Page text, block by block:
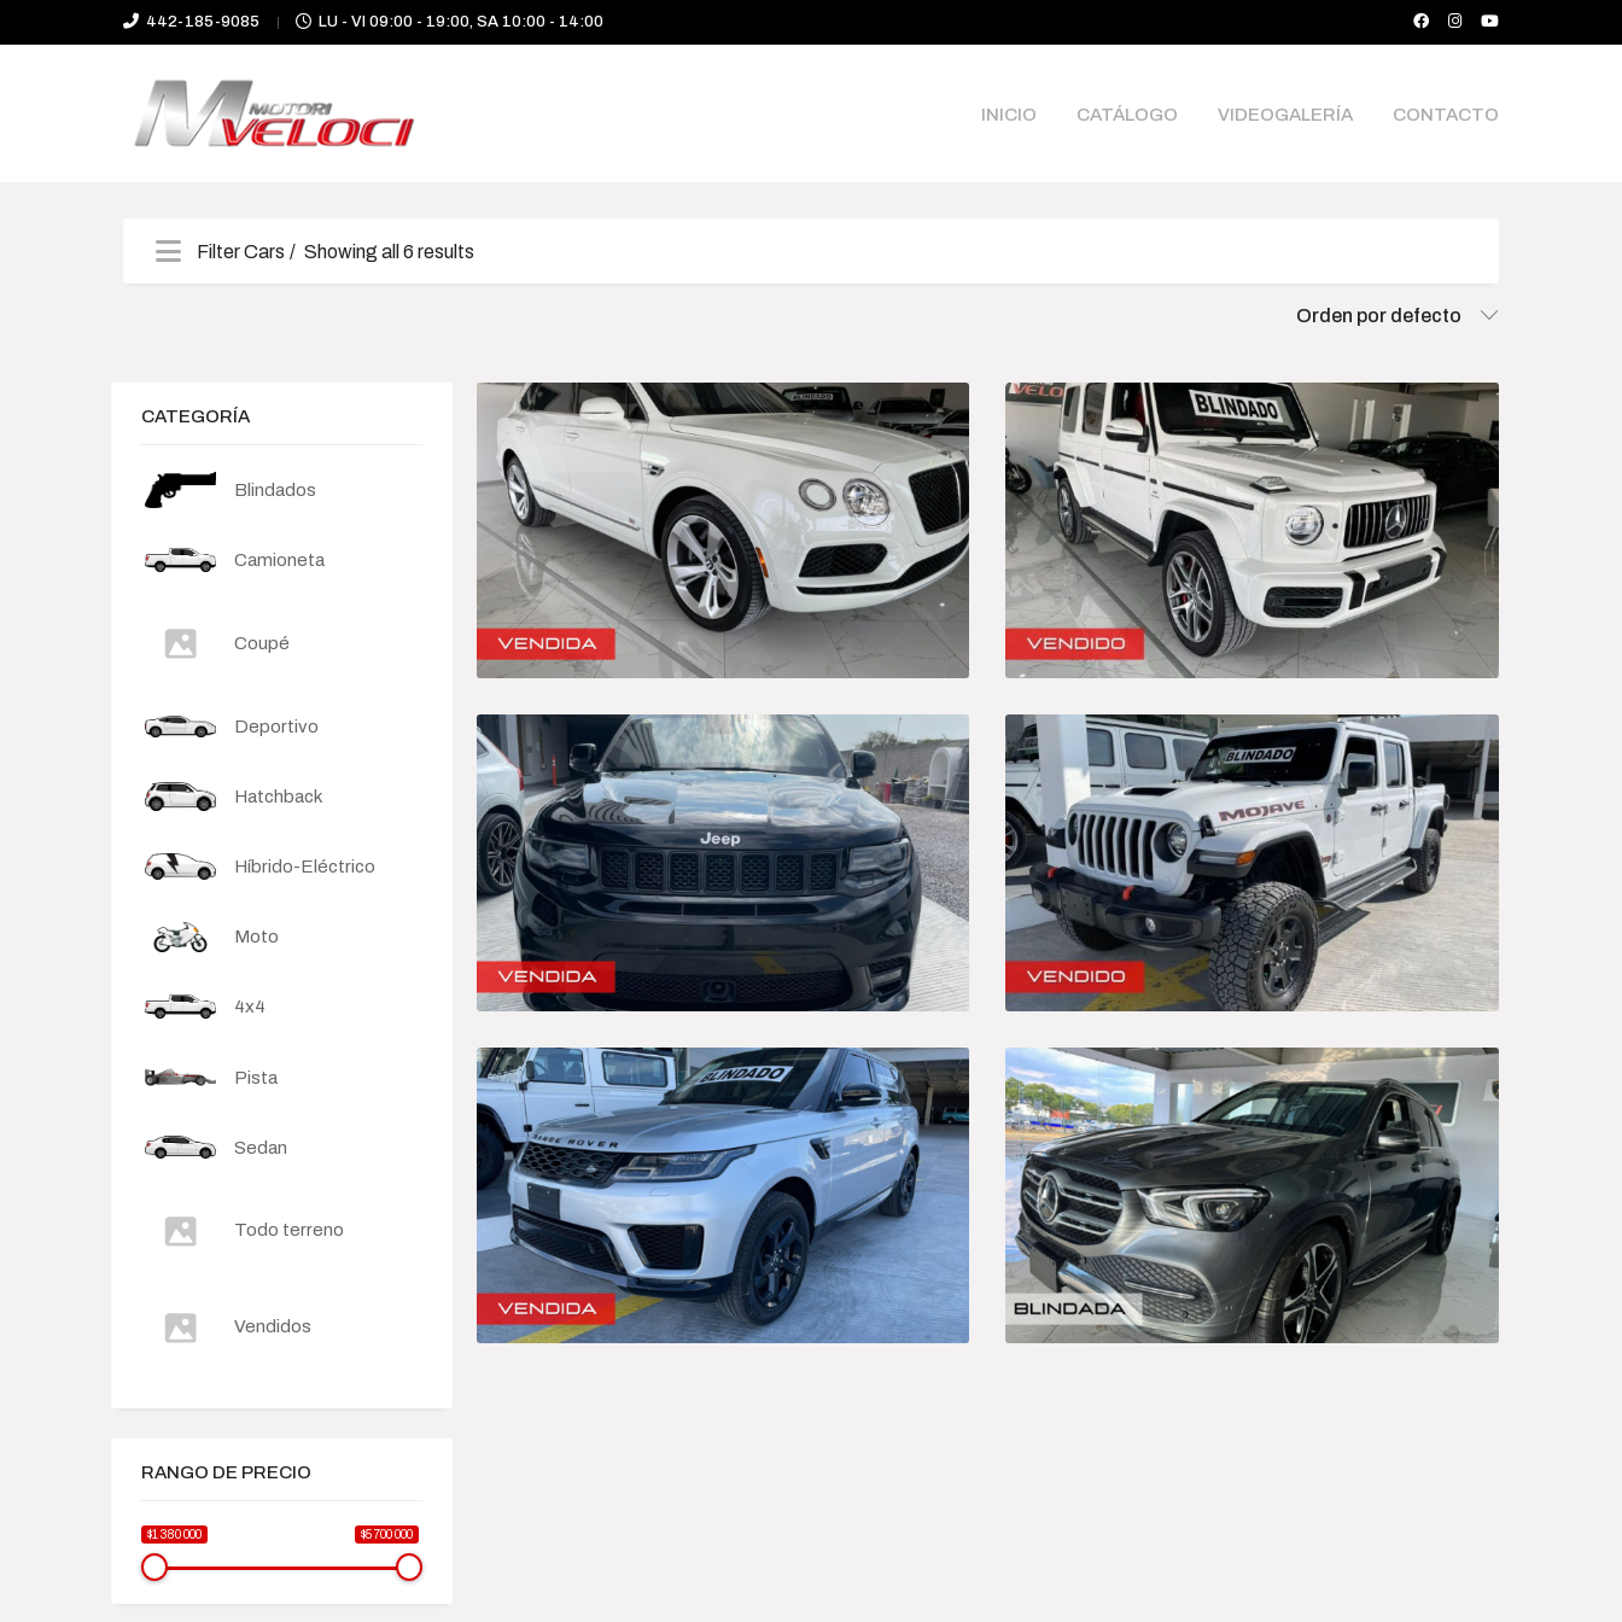
442-185-9085 LU - VI 09:00 - 19:00, SA 10:00 - 14:00
INICIO CATÁLOGO VIDEOGALERÍA CONTACTO
Filter Cars Showing all 6 results
Híbrido-Eléctrico
Sedan
Deportivo
Híbrido-Eléctrico
Sedan
1 380 000 2 460 000 3 540 000 4 620 000 5 700 000
Search Products
Order By
None Default
Popularity
Average rating
Newness
Price: low to high
Price: high to low
Orden por defecto
CATEGORÍA
Blindados
Camioneta
Coupé
Deportivo
Hatchback
Híbrido-Eléctrico
Moto
4x4
Pista
Sedan
Todo terreno
Vendidos
RANGO DE PRECIO
$1 380 000 $5 700 000